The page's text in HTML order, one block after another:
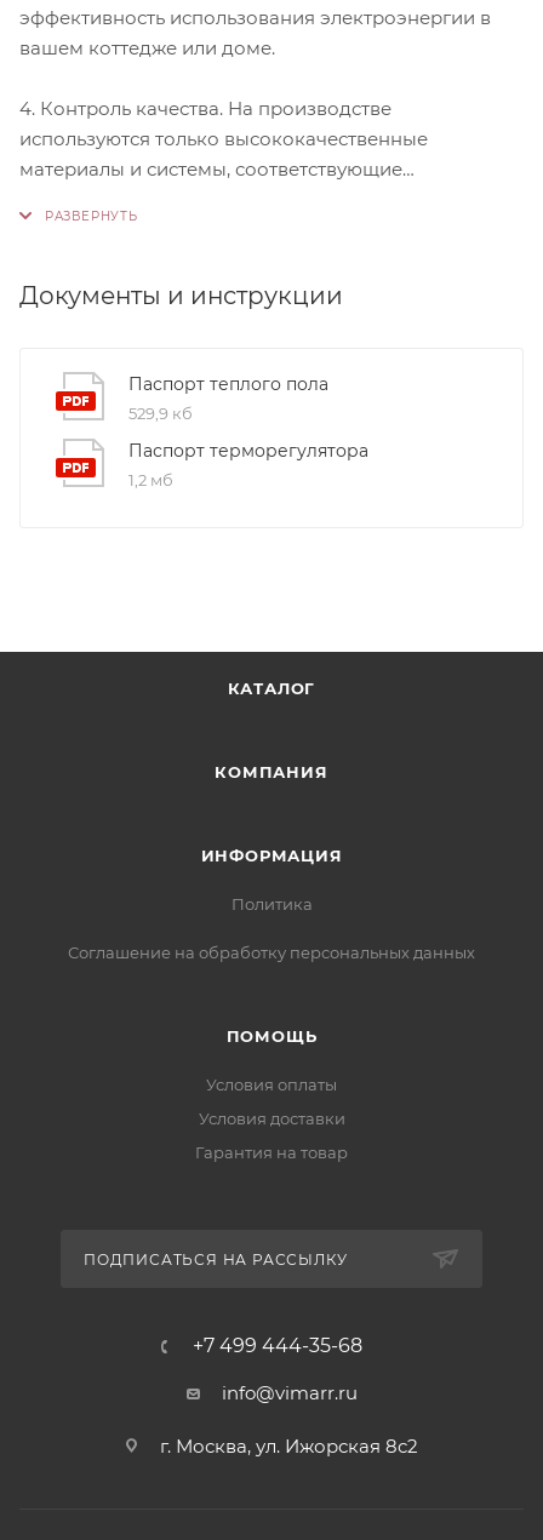
эффективность использования электроэнергии в
вашем коттедже или доме.
4. Контроль качества. На производстве
используются только высококачественные
материалы и системы, соответствующие
Документы и инструкции
Паспорт теплого пола
529,9 кб
Паспорт терморегулятора
1,2 мб
КАТАЛОГ
КОМПАНИЯ
ИНФОРМАЦИЯ
Политика
Соглашение на обработку персональных данных
ПОМОЩЬ
Условия оплаты
Условия доставки
Гарантия на товар
ПОДПИСАТЬСЯ НА РАССЫЛКУ
+7 499 444-35-68
info@vimarr.ru
г. Москва, ул. Ижорская 8с2